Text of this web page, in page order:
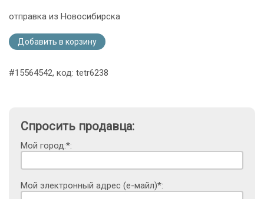
отправка из Новосибирска
Добавить в корзину
#15564542, код: tetr6238
Спросить продавца:
Мой город:*:
Мой электронный адрес (е-майл)*: